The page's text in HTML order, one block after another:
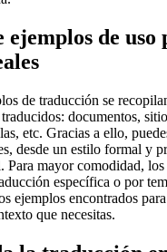
de uso
de traducción se
documentos,
etc. Gracias a ello,
desde un estilo formal y
Para mayor comodidad, los
específica o por
ejemplos encontrados
que necesitas.